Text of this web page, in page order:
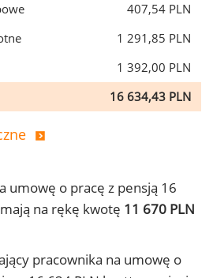
407,54 PLN
1 291,85 PLN
1 392,00 PLN
16 634,43 PLN
umowę o pracę z pensją 16
na rękę kwotę 11 670 PLN
pracownika na umowę o